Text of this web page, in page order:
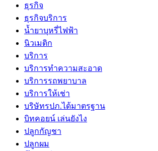
ธุรกิจ
ธุรกิจบริการ
น้ำยาบุหรี่ไฟฟ้า
นิวเมติก
บริการ
บริการทำความสะอาด
บริการรถพยาบาล
บริการให้เช่า
บริษัทรปภ.ได้มาตรฐาน
บิทคอยน์ เล่นยังไง
ปลูกกัญชา
ปลูกผม